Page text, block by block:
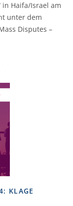
in Haifa/Israel am
unter dem
Disputes –
KLAGE